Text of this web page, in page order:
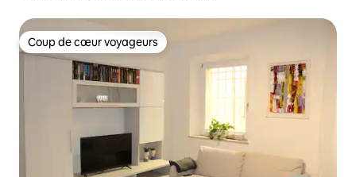
Coup de cœur voyageurs
Coup de cœur voyageurs